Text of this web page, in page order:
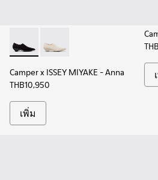
Camper x ISSEY MIYAKE -
Camper x ISSEY
Camper x ISSEY MIYAKE - Anna
THB10,950
เพิ่ม